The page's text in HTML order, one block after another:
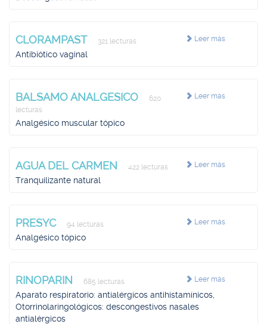
Leer más
CLORAMPAST 321 lecturas
Antibiótico vaginal
Leer más
BALSAMO ANALGESICO
620
lecturas
Analgésico muscular tópico
Leer más
AGUA DEL CARMEN 422 lecturas
Tranquilizante natural
Leer más
PRESYC 94 lecturas
Analgésico tópico
Leer más
RINOPARIN 685 lecturas
Aparato respiratorio: antialérgicos antihistamínicos,
Otorrinolaringológicos: descongestivos nasales
antialérgicos